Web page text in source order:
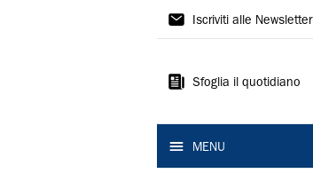
Gazzetta
Modena
Iscriviti alle Newsletter
Sfoglia il quotidiano
MENU